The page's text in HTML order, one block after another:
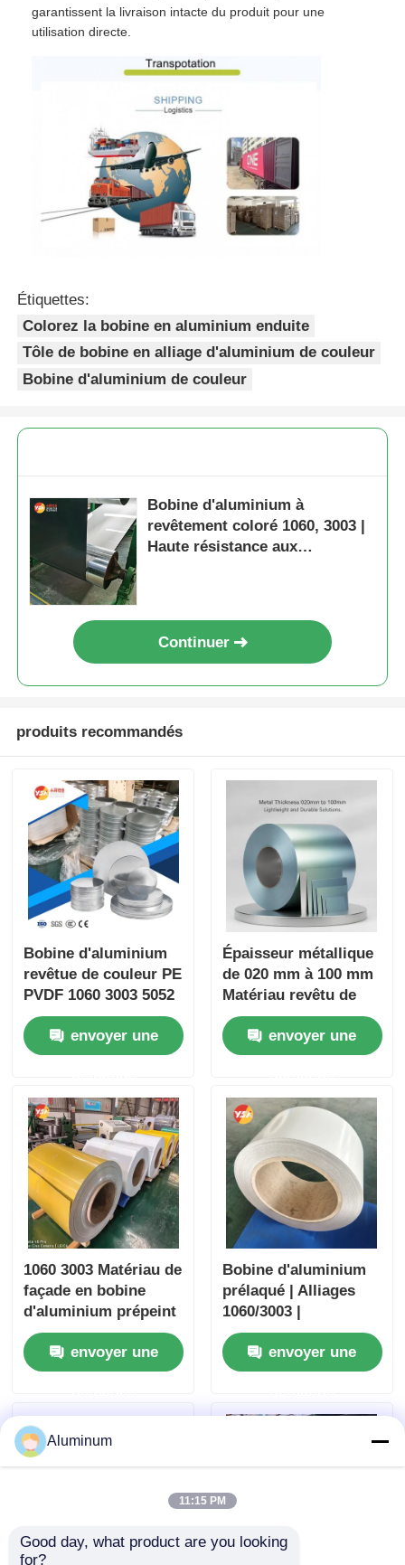
garantissent la livraison intacte du produit pour une
utilisation directe.
Étiquettes:
Colorez la bobine en aluminium enduite
Tôle de bobine en alliage d'aluminium de couleur
Bobine d'aluminium de couleur
Bobine d'aluminium à
revêtement coloré 1060, 3003 |
Haute résistance aux
Continuer
produits recommandés
Bobine d'aluminium
revêtue de couleur PE
PVDF 1060 3003 5052
0,2-6,0 mm résistante
aux UV et aux
intempéries pour la
de gouttière et de
bâtiment
envoyer une
Épaisseur métallique
de 020 mm à 100 mm
Matériau revêtu de
bobine d'aluminium
revêtu de couleur
Conçu pour des
durables
envoyer une
1060 3003 Matériau de
façade en bobine
d'aluminium prépeint
pour la construction
envoyer une
Bobine d'aluminium
prélaqué | Alliages
1060/3003 |
Revêtement PE/PVDF
| Spécialisé pour
toitures / murs
envoyer une
Aluminum
11:15 PM
Good day, what product are you looking
for?